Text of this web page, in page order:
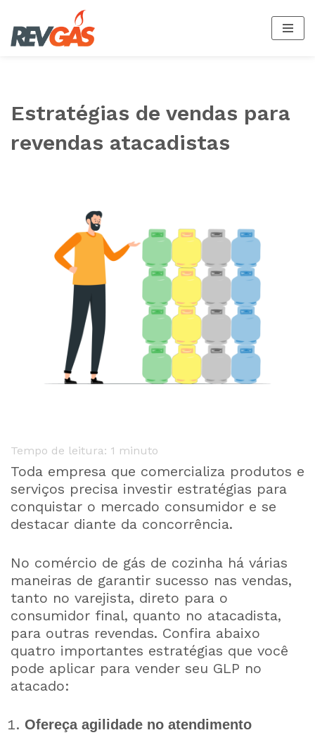
Pular
Estratégias de vendas para
revendas atacadistas
Tempo de leitura: 1 minuto
Toda empresa que comercializa produtos e
serviços precisa investir estratégias para
conquistar o mercado consumidor e se
destacar diante da concorrência.
No comércio de gás de cozinha há várias
maneiras de garantir sucesso nas vendas,
tanto no varejista, direto para o
consumidor final, quanto no atacadista,
para outras revendas. Confira abaixo
quatro importantes estratégias que você
pode aplicar para vender seu GLP no
atacado:
Ofereça agilidade no atendimento